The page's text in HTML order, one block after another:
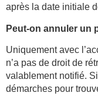
après la date initiale
Peut-on annuler un
Uniquement avec
n’a pas de droit de
valablement notifié.
démarches pour